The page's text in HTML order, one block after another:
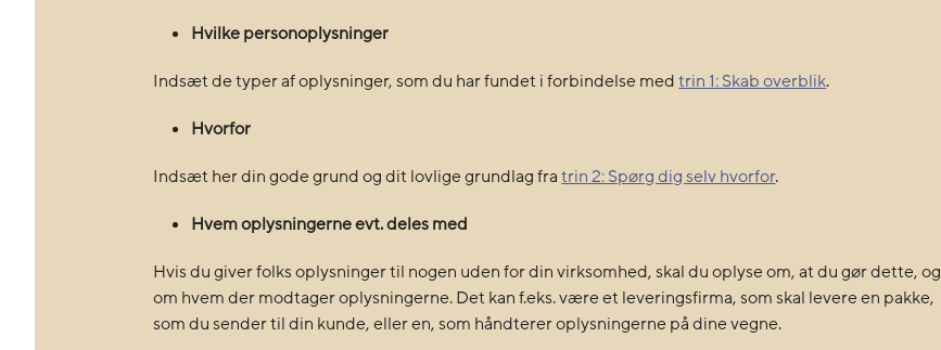
Hvilke personoplysninger
Indsæt de typer af oplysninger, som du har fundet i forbindelse medtrin 1: Skab overblik.
Hvorfor
Indsæt her din gode grund og dit lovlige grundlag fratrin 2: Spørg dig selv hvorfor.
Hvem oplysningerne evt. deles med
Hvis du giver folks oplysninger til nogen uden for din virksomhed, skal du oplyse om, at du gør dette, og
om hvem der modtager oplysningerne. Det kan f.eks. være et leveringsfirma, som skal levere en pakke,
som du sender til din kunde, eller en, som håndterer oplysningerne på dine vegne.